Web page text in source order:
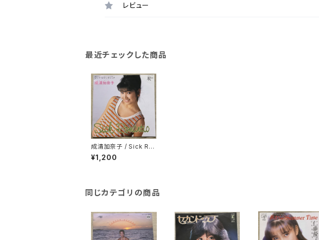
レビュー
最近チェックした商品
成清加奈子 / Sick Ro
mantick
¥1,200
同じカテゴリの商品